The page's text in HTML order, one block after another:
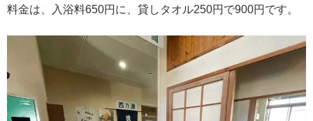
料金は、入浴料650円に、貸しタオル250円で900円です。